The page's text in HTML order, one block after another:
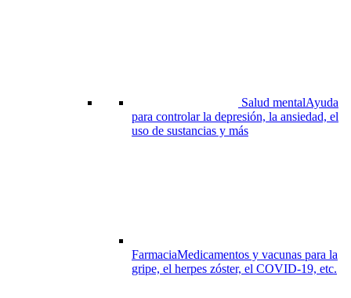
Salud mentalAyuda
para controlar la depresión, la ansiedad, el
uso de sustancias y más
FarmaciaMedicamentos y vacunas para la
gripe, el herpes zóster, el COVID-19, etc.